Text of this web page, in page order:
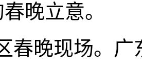
晚立意。
春晚现场。广